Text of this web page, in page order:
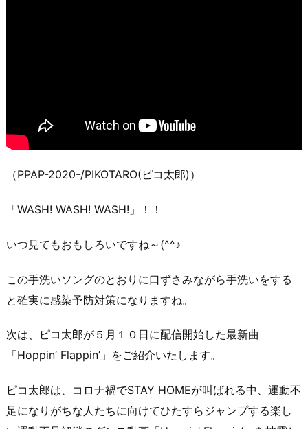
（PPAP-2020-/PIKOTARO(ピコ太郎)）
「WASH! WASH! WASH!」！！
いつ見てもおもしろいですね～(^^♪
この手洗いソングのとおりに口ずさみながら手洗いをする
と確実に感染予防対策になりますね。
次は、ピコ太郎が５月１０日に配信開始した最新曲
「Hoppin’ Flappin’」をご紹介いたします。
ピコ太郎は、コロナ禍でSTAY HOMEが叫ばれる中、運動不
足になりがちな人たちに向けてひたすらジャンプする楽し